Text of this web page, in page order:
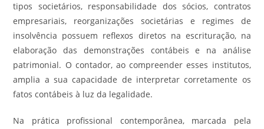
tipos societários, responsabilidade dos sócios, contratos
empresariais, reorganizações societárias e regimes de
insolvência possuem reflexos diretos na escrituração, na
elaboração das demonstrações contábeis e na análise
patrimonial. O contador, ao compreender esses institutos,
amplia a sua capacidade de interpretar corretamente os
fatos contábeis à luz da legalidade.
Na prática profissional contemporânea, marcada pela